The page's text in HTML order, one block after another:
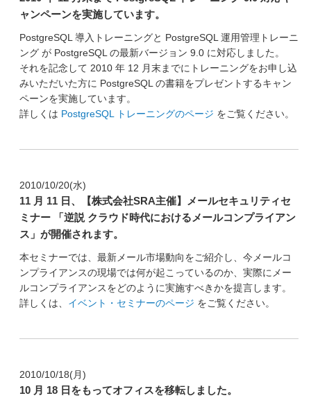
ャンペーンを実施しています。
PostgreSQL 導入トレーニングと PostgreSQL 運用管理トレーニ
ング が PostgreSQL の最新バージョン 9.0 に対応しました。
それを記念して 2010 年 12 月末までにトレーニングをお申し込
みいただいた方に PostgreSQL の書籍をプレゼントするキャン
ペーンを実施しています。
詳しくは PostgreSQL トレーニングのページ をご覧ください。
2010/10/20(水)
11 月 11 日、【株式会社SRA主催】メールセキュリティセ
ミナー 「逆説 クラウド時代におけるメールコンプライアン
ス」が開催されます。
本セミナーでは、最新メール市場動向をご紹介し、今メールコ
ンプライアンスの現場では何が起こっているのか、実際にメー
ルコンプライアンスをどのように実施すべきかを提言します。
詳しくは、 イベント・セミナーのページ をご覧ください。
2010/10/18(月)
10 月 18 日をもってオフィスを移転しました。